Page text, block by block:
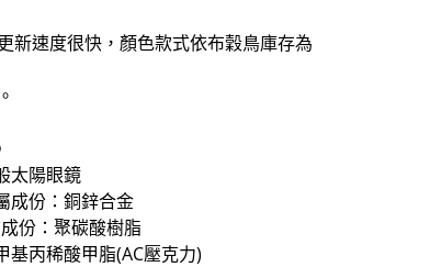
新速度很快，顏色款式依布穀鳥庫存為
太陽眼鏡
成份：銅鋅合金
聚碳酸樹脂
基丙稀酸甲脂(AC壓克力)